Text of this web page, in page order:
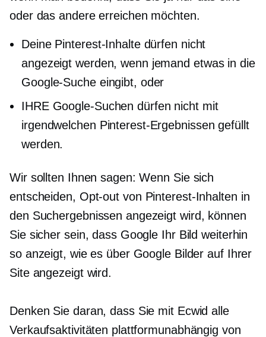
oder das andere erreichen möchten.
Deine Pinterest-Inhalte dürfen nicht
angezeigt werden, wenn jemand etwas in die
Google-Suche eingibt, oder
IHRE Google-Suchen dürfen nicht mit
irgendwelchen Pinterest-Ergebnissen gefüllt
werden.
Wir sollten Ihnen sagen: Wenn Sie sich
entscheiden, Opt-out von Pinterest-Inhalten in
den Suchergebnissen angezeigt wird, können
Sie sicher sein, dass Google Ihr Bild weiterhin
so anzeigt, wie es über Google Bilder auf Ihrer
Site angezeigt wird.
Denken Sie daran, dass Sie mit Ecwid alle
Verkaufsaktivitäten plattformunabhängig von